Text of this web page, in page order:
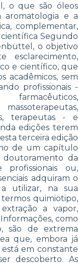
o que são óleos
aromatologia e a
complementar,
Segundo
o objetivo
e científico, que
acadêmicos, sem
profissionais -
terapeutas - e
edições terem
terceira edição
de um capítulo
da
ou,
adquiram o
utilizar, na sua
quimiotipo,
extração a vapor,
como
são de extrema
que, embora já
em constante
descoberto. As